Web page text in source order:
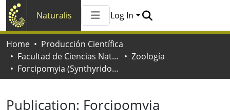
Naturalis
All of Naturalis
Log In
Home
Producción Científica
Facultad de Ciencias Naturales y Museo
Zoología
Forcipomyia (Synthyridomyia) murina (Winnertz, 1852) in South America. Synonymy and redescription (Diptera: Ceratopogonidae)
Publication: Forcipomyia